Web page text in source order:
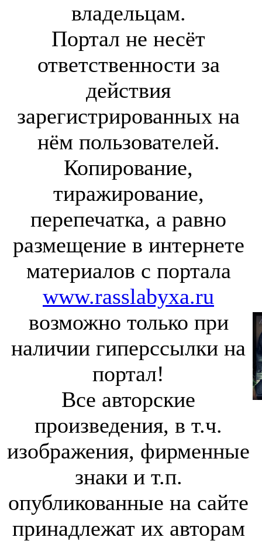
владельцам.
Портал не несёт
ответственности за
действия
зарегистрированных на
нём пользователей.
Копирование,
тиражирование,
перепечатка, а равно
размещение в интернете
материалов с портала
www.rasslabyxa.ru
возможно только при
наличии гиперссылки на
портал!
Все авторские
произведения, в т.ч.
изображения, фирменные
знаки и т.п.
опубликованные на сайте
принадлежат их авторам